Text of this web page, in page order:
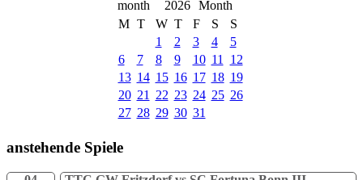
2026
M T W T F S
S
1
2 3 4
5
6
7 8 9 10 11
12
13 14 15 16 17 18 19
20 21 22 23 24 25 26
27 28 29 30 31
anstehende Spiele